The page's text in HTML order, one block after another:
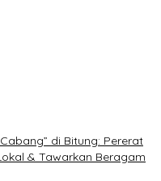
di Bitung: Pererat
& Tawarkan Beragam